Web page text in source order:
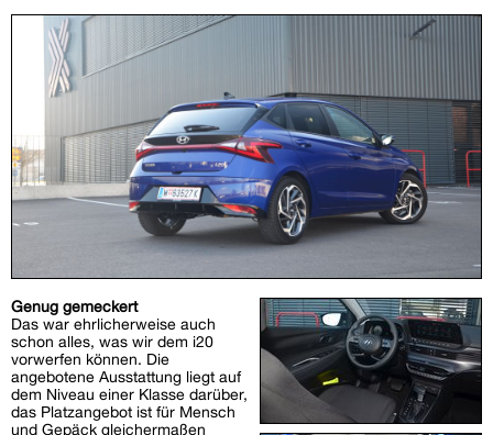
Genug gemeckert
Das war ehrlicherweise auch
schon alles, was wir dem i20
vorwerfen können. Die
angebotene Ausstattung liegt auf
dem Niveau einer Klasse darüber,
das Platzangebot ist für Mensch
und Gepäck gleichermaßen